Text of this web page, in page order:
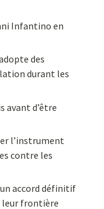
Infantino en
des
durant les
avant d’être
l’instrument
contre les
accord définitif
leur frontière